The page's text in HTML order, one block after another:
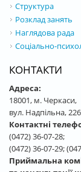
Структура
Розклад занять
Наглядова рада
Соціально-
КОНТАКТИ
Адреса:
18001, м. Черкаси,
вул. Надпільна, 226
Контактні
(0472) 36-07-28;
(0472) 36-07-29;
Приймальна